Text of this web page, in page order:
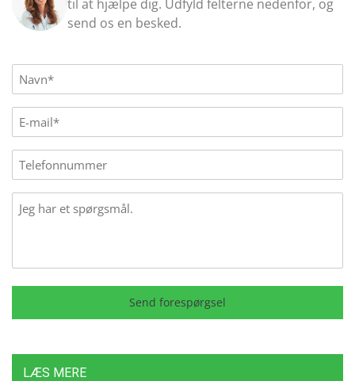
til at hjælpe dig. Udfyld felterne nedenfor, og
send os en besked.
Name(Påkrævet)
E-
mail(Påkrævet)
Phone
Message
Send forespørgsel
LÆS MERE